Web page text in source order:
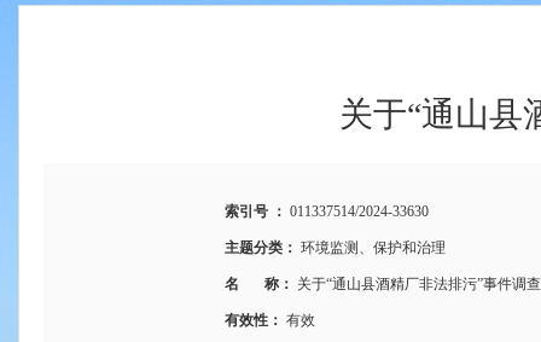
关于“通山县
索引号 ： 011337514/2024-33630
主题分类： 环境监测、保护和治理
名 称： 关于“通山县酒精厂非法排污”事件调
有效性： 有效